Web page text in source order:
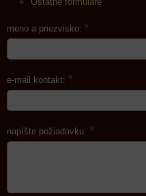
meno a priezvisko: *
e-mail kontakt: *
napíšte požiadavku: *